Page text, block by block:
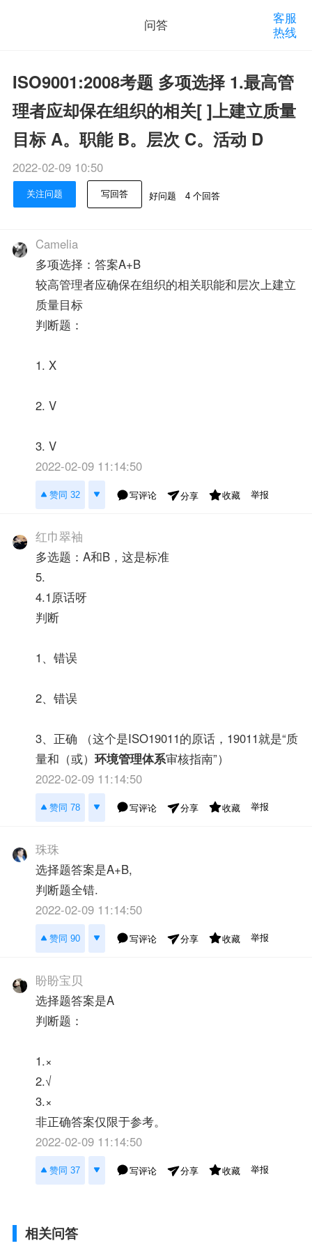
问答
客服
热线
ISO9001:2008考题 多项选择 1.最高管
理者应却保在组织的相关[ ]上建立质量
目标 A。职能 B。层次 C。活动 D
2022-02-09 10:50
关注问题 写回答 好问题 4 个回答
Camelia
多项选择：答案A+B
较高管理者应确保在组织的相关职能和层次上建立
质量目标
判断题：
1. X
2. V
3. V
2022-02-09 11:14:50
赞同 32 写评论 分享 收藏 举报
红巾翠袖
多选题：A和B，这是标准
5.
4.1原话呀
判断
1、错误
2、错误
3、正确 （这个是ISO19011的原话，19011就是“质
量和（或）环境管理体系审核指南”）
2022-02-09 11:14:50
赞同 78 写评论 分享 收藏 举报
珠珠
选择题答案是A+B,
判断题全错.
2022-02-09 11:14:50
赞同 90 写评论 分享 收藏 举报
盼盼宝贝
选择题答案是A
判断题：
1.×
2.√
3.×
非正确答案仅限于参考。
2022-02-09 11:14:50
赞同 37 写评论 分享 收藏 举报
相关问答